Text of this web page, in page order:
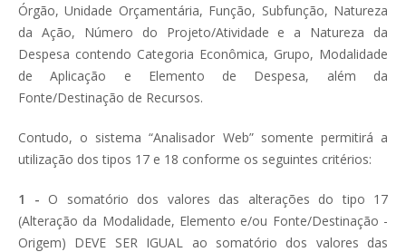
Órgão, Unidade Orçamentária, Função, Subfunção, Natureza
da Ação, Número do Projeto/Atividade e a Natureza da
Despesa contendo Categoria Econômica, Grupo, Modalidade
de Aplicação e Elemento de Despesa, além da
Fonte/Destinação de Recursos.
Contudo, o sistema“Analisador Web”somente permitirá a
utilização dos tipos 17 e 18 conforme os seguintes critérios:
1 - O somatório dos valores das alterações do tipo 17
(Alteração da Modalidade, Elemento e/ou Fonte/Destinação -
Origem) DEVE SER IGUAL ao somatório dos valores das